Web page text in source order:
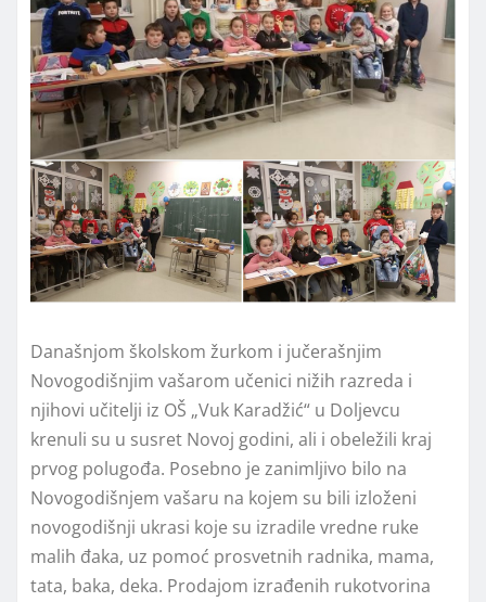
Današnjom školskom žurkom i jučerašnjim
Novogodišnjim vašarom učenici nižih razreda i
njihovi učitelji iz OŠ „Vuk Karadžić“ u Doljevcu
krenuli su u susret Novoj godini, ali i obeležili kraj
prvog polugođa. Posebno je zanimljivo bilo na
Novogodišnjem vašaru na kojem su bili izloženi
novogodišnji ukrasi koje su izradile vredne ruke
malih đaka, uz pomoć prosvetnih radnika, mama,
tata, baka, deka. Prodajom izrađenih rukotvorina